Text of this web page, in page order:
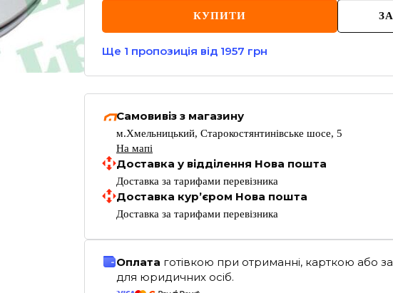
КУПИТИ
Ще 1 пропозиція від 1957 грн
Самовивіз з магазину
м.Хмельницький, Старокостянтинівське шосе, 5
На мапі
Доставка у відділення Нова пошта
Доставка за тарифами перевізника
Доставка кур’єром Нова пошта
Доставка за тарифами перевізника
Оплата готівкою при отриманні, карткою або
для юридичних осіб.